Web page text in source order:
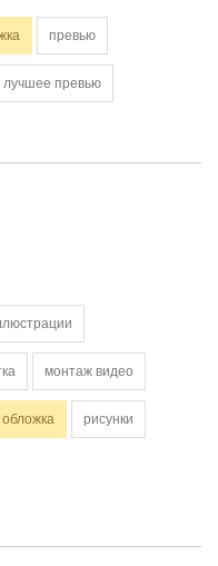
превью
лучшее превью
монтаж видео
обложка рисунки